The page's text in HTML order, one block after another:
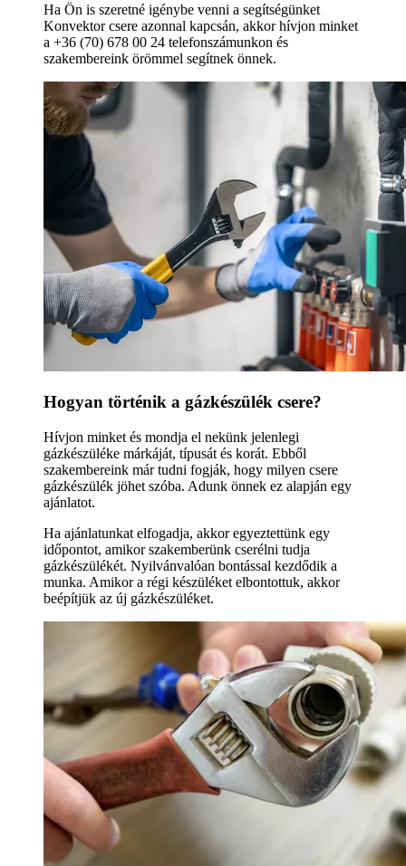
Ha Ön is szeretné igénybe venni a segítségünket
Konvektor csere azonnal kapcsán, akkor hívjon minket
a +36 (70) 678 00 24 telefonszámunkon és
szakembereink örömmel segítnek önnek.
Hogyan történik a gázkészülék csere?
Hívjon minket és mondja el nekünk jelenlegi
gázkészüléke márkáját, típusát és korát. Ebből
szakembereink már tudni fogják, hogy milyen csere
gázkészülék jöhet szóba. Adunk önnek ez alapján egy
ajánlatot.
Ha ajánlatunkat elfogadja, akkor egyeztettünk egy
időpontot, amikor szakemberünk cserélni tudja
gázkészülékét. Nyilvánvalóan bontással kezdődik a
munka. Amikor a régi készüléket elbontottuk, akkor
beépítjük az új gázkészüléket.